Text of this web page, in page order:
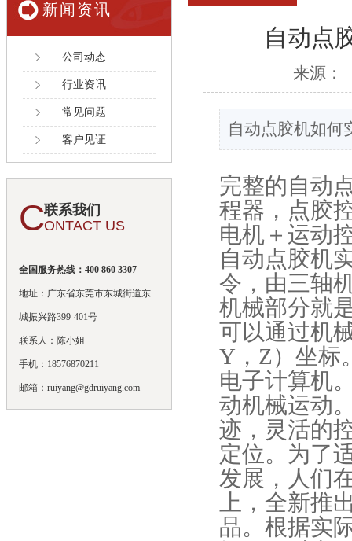
新闻资讯
公司动态
行业资讯
常见问题
客户见证
C联系我们
ONTACT US
全国服务热线：400 860 3307
地址：广东省东莞市东城街道东
城振兴路399-401号
联系人：陈小姐
手机：18576870211
邮箱：ruiyang@gdruiyang.com
自动点
来源：
自动点胶机如何
完整的自动
程器，点胶
电机＋运动
自动点胶机
令，由三轴
机械部分就
可以通过机
Y，Z）坐标
电子计算机
动机械运动
迹，灵活的
定位。为了
发展，人们
上，全新推
品。根据实